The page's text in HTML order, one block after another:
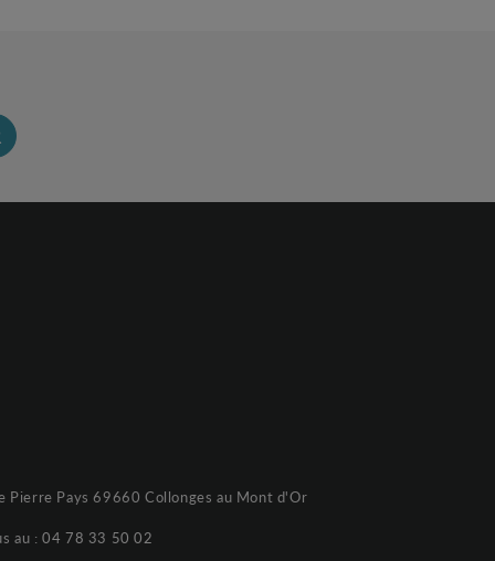
Pierre Pays 69660 Collonges au Mont d'Or
au :04 78 33 50 02